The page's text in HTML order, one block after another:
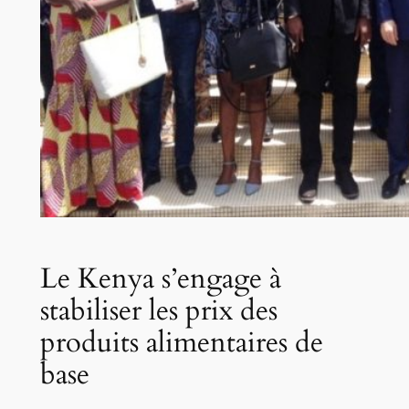
Le Kenya s’engage à
stabiliser les prix des
produits alimentaires de
base